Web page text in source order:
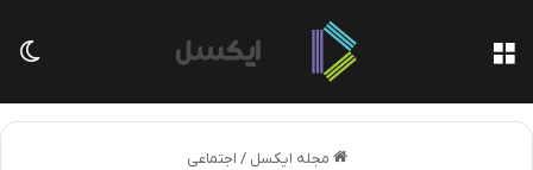
مجله ایکسل / اجتماعی